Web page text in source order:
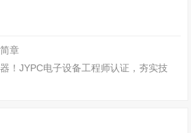
章
！JYPC电子设备工程师认证，夯实技